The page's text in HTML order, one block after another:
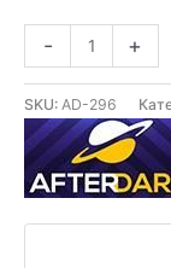
-
Afterdark
-
метален
бат
плаг
Space
Journey
количина
+
SKU: AD-296